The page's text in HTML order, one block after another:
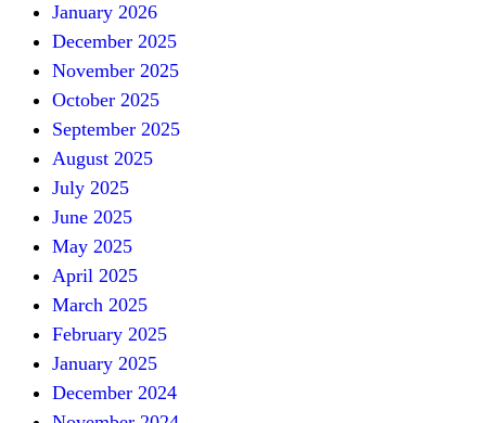
January 2026
December 2025
November 2025
October 2025
September 2025
August 2025
July 2025
June 2025
May 2025
April 2025
March 2025
February 2025
January 2025
December 2024